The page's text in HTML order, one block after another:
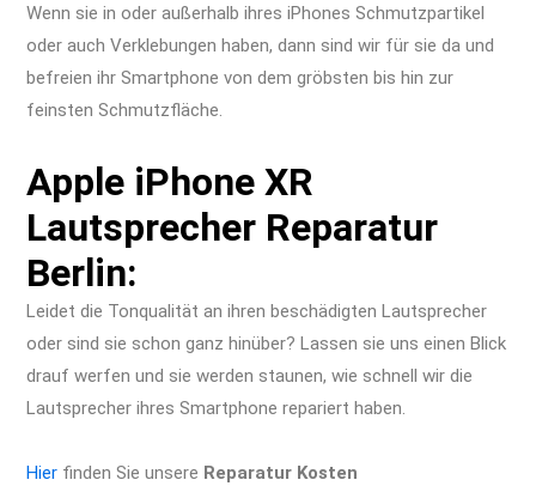
Wenn sie in oder außerhalb ihres iPhones Schmutzpartikel
oder auch Verklebungen haben, dann sind wir für sie da und
befreien ihr Smartphone von dem gröbsten bis hin zur
feinsten Schmutzfläche.
Apple iPhone XR
Lautsprecher Reparatur
Berlin:
Leidet die Tonqualität an ihren beschädigten Lautsprecher
oder sind sie schon ganz hinüber? Lassen sie uns einen Blick
drauf werfen und sie werden staunen, wie schnell wir die
Lautsprecher ihres Smartphone repariert haben.
Hier finden Sie unsere Reparatur Kosten